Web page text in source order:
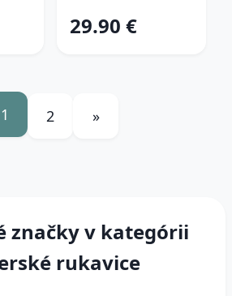
29.90 €
1 2 »
značky v kategórii
rukavice